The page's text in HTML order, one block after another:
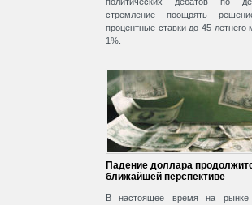
стремление поощрять
процентные ставки до 45-
1%.
Падение доллара
ближайшей перспективе
В настоящее время на рынке